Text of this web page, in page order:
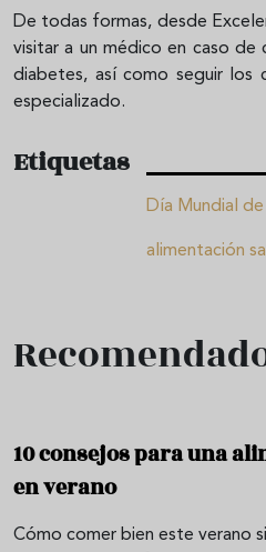
De todas formas, desde
visitar a un médico en caso de
diabetes, así como seguir los
especializado.
Etiquetas
Día Mundial
alimentación
10 consejos para una
en verano
Cómo comer bien este verano